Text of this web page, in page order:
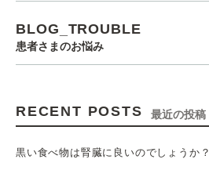
BLOG_TROUBLE
患者さまのお悩み
RECENT POSTS 最近の投稿
黒い食べ物は腎臓に良いのでしょうか？